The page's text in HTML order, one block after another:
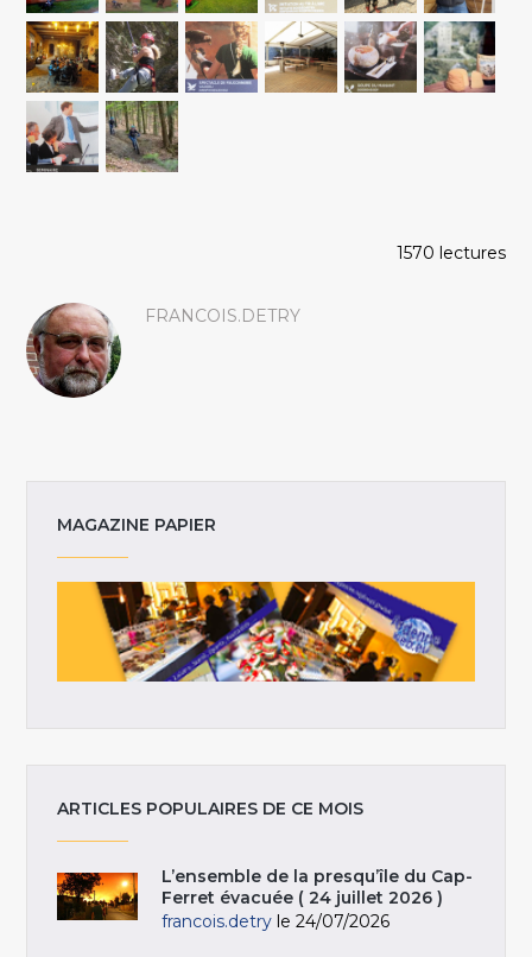
1570 lectures
FRANCOIS.DETRY
MAGAZINE PAPIER
ARTICLES POPULAIRES DE CE MOIS
L’ensemble de la presqu’île du Cap-
Ferret évacuée ( 24 juillet 2026 )
francois.detry le 24/07/2026